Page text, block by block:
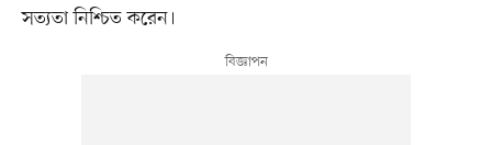
সত্যতা নিশ্চিত করেন।